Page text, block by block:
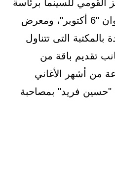
القومي للسينما برئاسة
الدكتور أحمد صالح، بعنوان "6 أكتوبر"، ومعرض
بالمكتبة التى تتناول
تقديم باقة من
من أشهر الأغاني
"حسين فريد" بمصاحبة